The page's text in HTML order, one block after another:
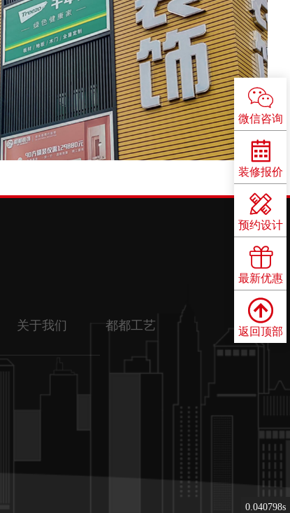
关于我们 都都工艺

微信咨询

装修报价

预约设计

最新优惠

返回顶部
0.040798s